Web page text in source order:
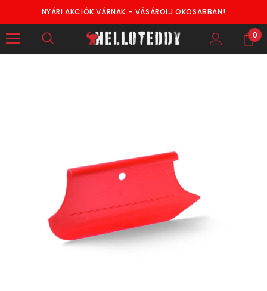
NYÁRI AKCIÓK VÁRNAK – VÁSÁROLJ OKOSABBAN!
0